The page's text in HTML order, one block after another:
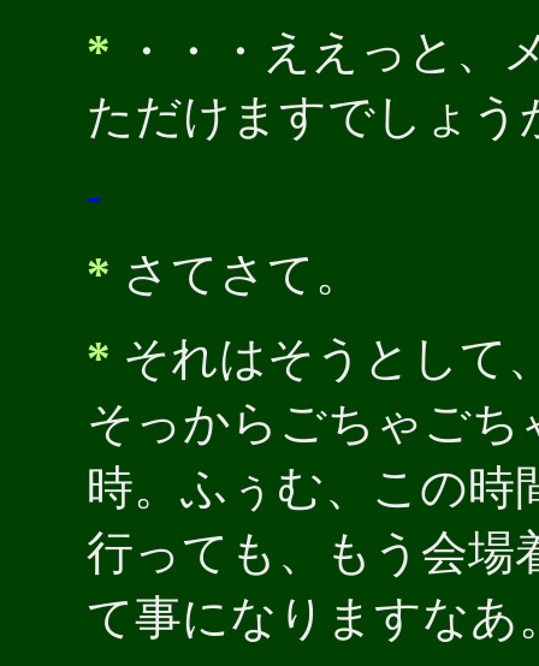
* ・・・ええっと、
ただけますでしょう
-
* さてさて。
* それはそうとして
そっからごちゃごち
時。ふぅむ、この時
行っても、もう会場
て事になりますなあ